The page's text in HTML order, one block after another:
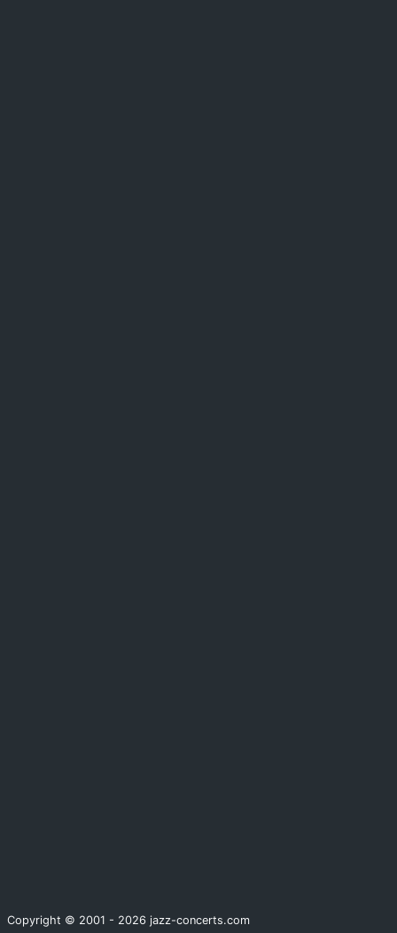
Copyright © 2001 - 2026 jazz-concerts.com